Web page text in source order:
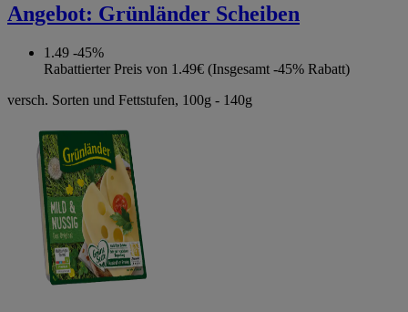
Angebot: Grünländer Scheiben
1.49 -45%
Rabattierter Preis von 1.49€ (Insgesamt -45% Rabatt)
versch. Sorten und Fettstufen, 100g - 140g